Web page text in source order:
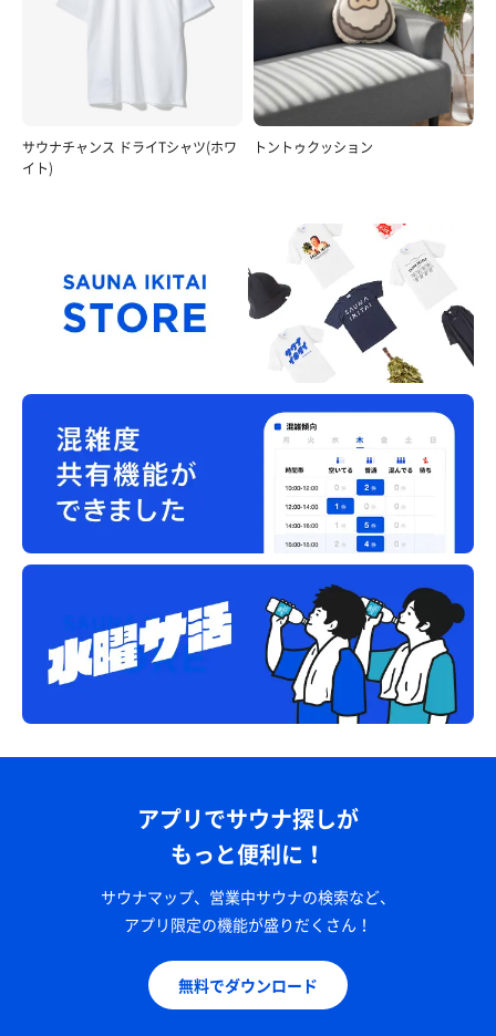
サウナチャンス ドライTシャツ(ホワ
イト)
トントゥクッション
アプリでサウナ探しが
もっと便利に！
サウナマップ、営業中サウナの検索など、
アプリ限定の機能が盛りだくさん！
無料でダウンロード